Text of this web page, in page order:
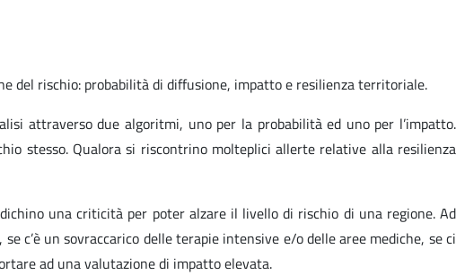
del rischio: probabilità di diffusione, impatto e resilienza territoriale.
attraverso due algoritmi, uno per la probabilità ed uno per l’impatto.
stesso. Qualora si riscontrino molteplici allerte relative alla resilienza
una criticità per poter alzare il livello di rischio di una regione. Ad
c’è un sovraccarico delle terapie intensive e/o delle aree mediche, se ci
ad una valutazione di impatto elevata.